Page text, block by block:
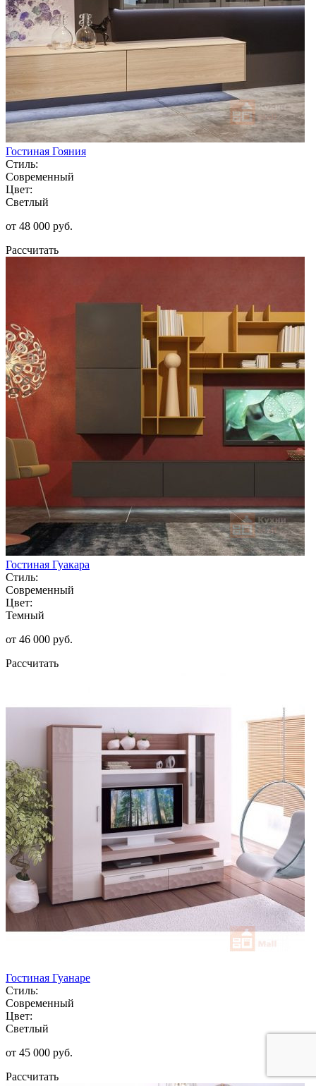
Гостиная Гояния
Стиль:
Современный
Цвет:
Светлый
от 48 000 руб.
Рассчитать
Гостиная Гуакара
Стиль:
Современный
Цвет:
Темный
от 46 000 руб.
Рассчитать
Гостиная Гуанаре
Стиль:
Современный
Цвет:
Светлый
от 45 000 руб.
Рассчитать